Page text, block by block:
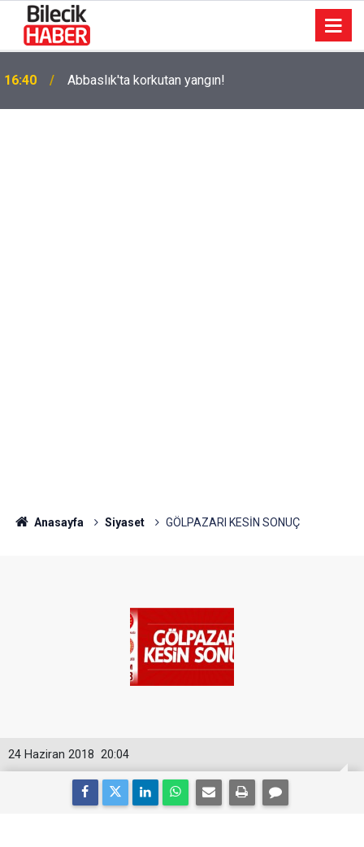
16:40 Abbaslık'ta korkutan yangın!
Anasayfa Siyaset GÖLPAZARI KESİN SONUÇ
20:04
24 Haziran 2018